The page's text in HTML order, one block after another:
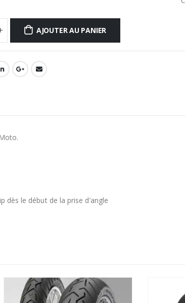
AJOUTER AU PANIER
le début de la prise d’angle